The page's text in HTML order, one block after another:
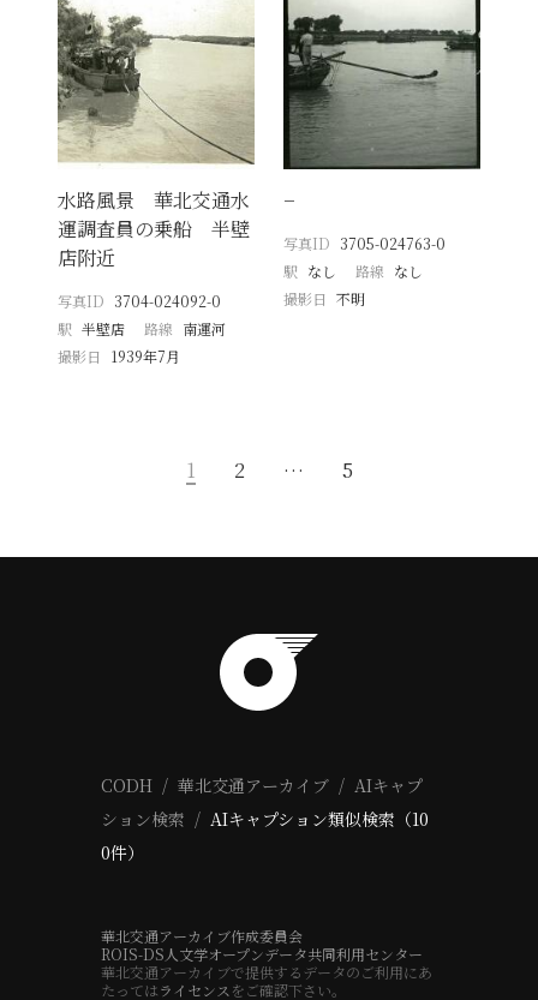
水路風景 華北交通水
運調査員の乗船 半壁
店附近
写真ID 3704-024092-0
駅 半壁店 路線 南運河
撮影日
1939年7月
−
写真ID 3705-024763-0
駅 なし 路線 なし
撮影日 不明
1 2 … 5
CODH 華北交通アーカイブ
AIキャプ
ション検索
AIキャプション類似検索（10
0件）
華北交通アーカイブ作成委員会
ROIS-DS人文学オープンデータ共同利用センター
華北交通アーカイブで提供するデータのご利用にあ
たってはライセンス をご確認下さい。